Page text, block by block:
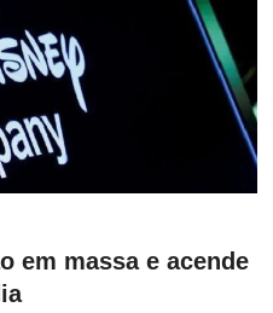
em massa e acende